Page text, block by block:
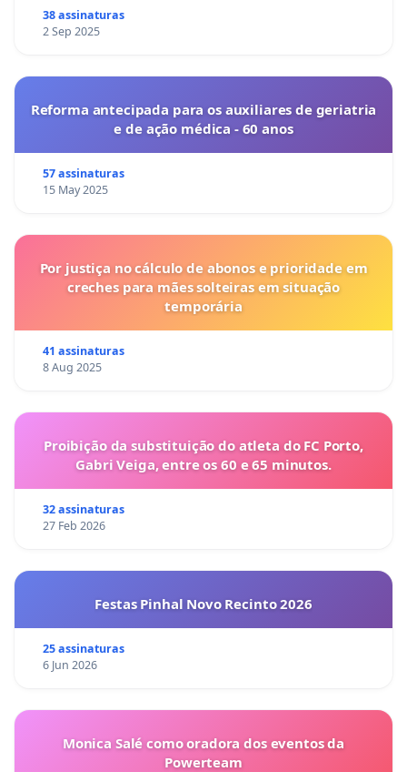
38 assinaturas
2 Sep 2025
Reforma antecipada para os auxiliares de geriatria
e de ação médica - 60 anos
57 assinaturas
15 May 2025
Por justiça no cálculo de abonos e prioridade em
creches para mães solteiras em situação
temporária
41 assinaturas
8 Aug 2025
Proibição da substituição do atleta do FC Porto,
Gabri Veiga, entre os 60 e 65 minutos.
32 assinaturas
27 Feb 2026
Festas Pinhal Novo Recinto 2026
25 assinaturas
6 Jun 2026
Monica Salé como oradora dos eventos da
Powerteam